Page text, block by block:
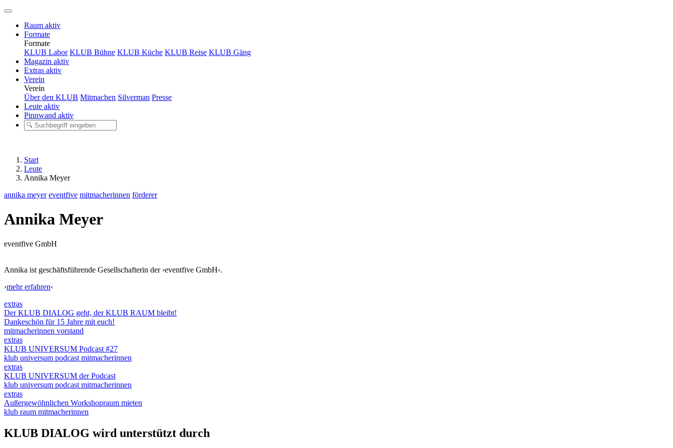
Raum aktiv
Formate
Formate
KLUB Labor KLUB Bühne KLUB Küche KLUB Reise KLUB Gäng
Magazin aktiv
Extras aktiv
Verein
Verein
Über den KLUB Mitmachen Silverman Presse
Leute aktiv
Pinnwand aktiv
Start
Leute
Annika Meyer
annika meyer eventfive mitmacherinnen förderer
Annika Meyer
eventfive GmbH
Annika ist geschäftsführende Gesellschafterin der ›eventfive GmbH‹.
›mehr erfahren‹
extras
Der KLUB DIALOG geht, der KLUB RAUM bleibt!
Dankeschön für 15 Jahre mit euch!
mitmacherinnen vorstand
extras
KLUB UNIVERSUM Podcast #27
klub universum podcast mitmacherinnen
extras
KLUB UNIVERSUM der Podcast
klub universum podcast mitmacherinnen
extras
Außergewöhnlichen Workshopraum mieten
klub raum mitmacherinnen
KLUB DIALOG wird unterstützt durch